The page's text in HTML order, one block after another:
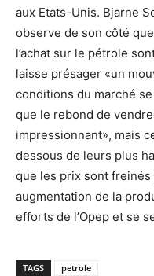
aux Etats-Unis. Bjarne
observe de son côté
l’achat sur le pétrole
laisse présager «un
conditions du marché
que le rebond de
impressionnant», mais
dessous de leurs plus
que les prix sont freinés
augmentation de la
efforts de l’Opep et se
TAGS petrole